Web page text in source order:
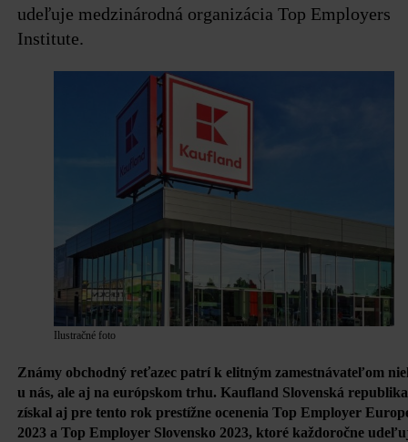
udeľuje medzinárodná organizácia Top Employers
Institute.
Ilustračné foto
Známy obchodný reťazec patrí k elitným zamestnávateľom
u nás, ale aj na európskom trhu. Kaufland Slovenská republika
získal aj pre tento rok prestížne ocenenia Top Employer
2023 a Top Employer Slovensko 2023, ktoré každoročne